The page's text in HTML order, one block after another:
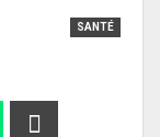
SANTÉ